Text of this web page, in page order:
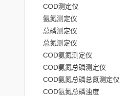
COD测定仪
氨氮测定仪
总磷测定仪
总氮测定仪
COD氨氮测定仪
COD氨氮总磷测定仪
COD氨氮总磷总氮测定仪
COD氨氮总磷浊度